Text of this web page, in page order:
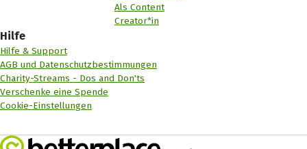
Als Content
Creator*in
Hilfe
Hilfe & Support
AGB und Datenschutzbestimmungen
Charity-Streams - Dos and Don'ts
Verschenke eine Spende
Cookie-Einstellungen